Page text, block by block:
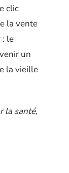
clic
la vente
: le
un
la vieille
la santé,